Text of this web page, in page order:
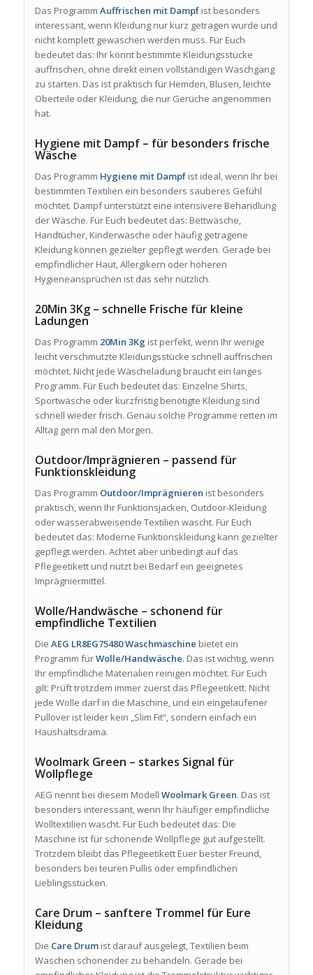
Das Programm Auffrischen mit Dampfist besonders
interessant, wenn Kleidung nur kurz getragen wurde und
nicht komplett gewaschen werden muss. Für Euch
bedeutet das: Ihr könnt bestimmte Kleidungsstücke
auffrischen, ohne direkt einen vollständigen Waschgang
zu starten. Das ist praktisch für Hemden, Blusen, leichte
Oberteile oder Kleidung, die nur Gerüche angenommen
hat.
Hygiene mit Dampf – für besonders frische
Wäsche
Das Programm Hygiene mit Dampfist ideal, wenn Ihr bei
bestimmten Textilien ein besonders sauberes Gefühl
möchtet. Dampf unterstützt eine intensivere Behandlung
der Wäsche. Für Euch bedeutet das: Bettwäsche,
Handtücher, Kinderwäsche oder häufig getragene
Kleidung können gezielter gepflegt werden. Gerade bei
empfindlicher Haut, Allergikern oder höheren
Hygieneansprüchen ist das sehr nützlich.
20Min 3Kg – schnelle Frische für kleine
Ladungen
Das Programm 20Min 3Kg ist perfekt, wenn Ihr wenige
leicht verschmutzte Kleidungsstücke schnell auffrischen
möchtet. Nicht jede Wäscheladung braucht ein langes
Programm. Für Euch bedeutet das: Einzelne Shirts,
Sportwäsche oder kurzfristig benötigte Kleidung sind
schnell wieder frisch. Genau solche Programme retten im
Alltag gern mal den Morgen.
Outdoor/Imprägnieren – passend für
Funktionskleidung
Das Programm Outdoor/Imprägnieren ist besonders
praktisch, wenn Ihr Funktionsjacken, Outdoor-Kleidung
oder wasserabweisende Textilien wascht. Für Euch
bedeutet das: Moderne Funktionskleidung kann gezielter
gepflegt werden. Achtet aber unbedingt auf das
Pflegeetikett und nutzt bei Bedarf ein geeignetes
Imprägniermittel.
Wolle/Handwäsche – schonend für
empfindliche Textilien
Die AEG LR8EG75480 Waschmaschine bietet ein
Programm fürWolle/Handwäsche. Das ist wichtig, wenn
Ihr empfindliche Materialien reinigen möchtet. Für Euch
gilt: Prüft trotzdem immer zuerst das Pflegeetikett. Nicht
jede Wolle darf in die Maschine, und ein eingelaufener
Pullover ist leider kein „Slim Fit“, sondern einfach ein
Haushaltsdrama.
Woolmark Green – starkes Signal für
Wollpflege
AEG nennt bei diesem Modell Woolmark Green. Das ist
besonders interessant, wenn Ihr häufiger empfindliche
Wolltextilien wascht. Für Euch bedeutet das: Die
Maschine ist für schonende Wollpflege gut aufgestellt.
Trotzdem bleibt das Pflegeetikett Euer bester Freund,
besonders bei teuren Pullis oder empfindlichen
Lieblingsstücken.
Care Drum – sanftere Trommel für Eure
Kleidung
Die Care Drumist darauf ausgelegt, Textilien beim
Waschen schonender zu behandeln. Gerade bei